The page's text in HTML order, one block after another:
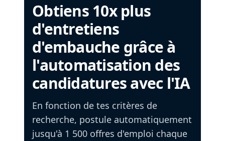
Obtiens 10x plus
d'entretiens
d'embauche grâce à
l'automatisation des
candidatures avec l'IA
En fonction de tes critères de
recherche, postule automatiquement
jusqu'à 1 500 offres d'emploi chaque